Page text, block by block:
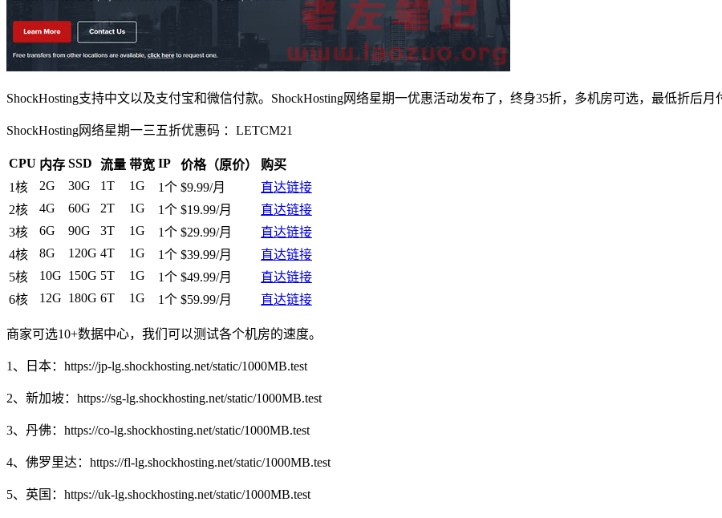
ShockHosting支持中文以及支付宝和微信付款。ShockHosting网络星期一优惠活动发布了，终身35折，多机房可选，最低折后月
ShockHosting网络星期一三五折优惠码 ： LETCM21
CPU 内存 SSD 流量 带宽 IP 价格（原价）
购买
1核
2G 30G 1T 1G 1个 $9.99/月
直达链接
2核
4G 60G 2T 1G 1个 $19.99/月
直达链接
3核
6G 90G 3T 1G 1个 $29.99/月
直达链接
4核
8G 120G 4T 1G 1个 $39.99/月
直达链接
5核
10G 150G 5T 1G 1个 $49.99/月
直达链接
6核
12G 180G 6T 1G 1个 $59.99/月 直达链接
商家可选10+数据中心，我们可以测试各个机房的速度。
1、日本：https://jp-lg.shockhosting.net/static/1000MB.test
2、新加坡：https://sg-lg.shockhosting.net/static/1000MB.test
3、丹佛：https://co-lg.shockhosting.net/static/1000MB.test
4、佛罗里达：https://fl-lg.shockhosting.net/static/1000MB.test
5、英国：https://uk-lg.shockhosting.net/static/1000MB.test